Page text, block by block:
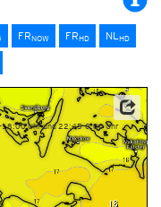
FRNOW FRHD NLHD
Uhr und 22:45-0:00 Uhr
Deutscher Wetterdienst (DWD)